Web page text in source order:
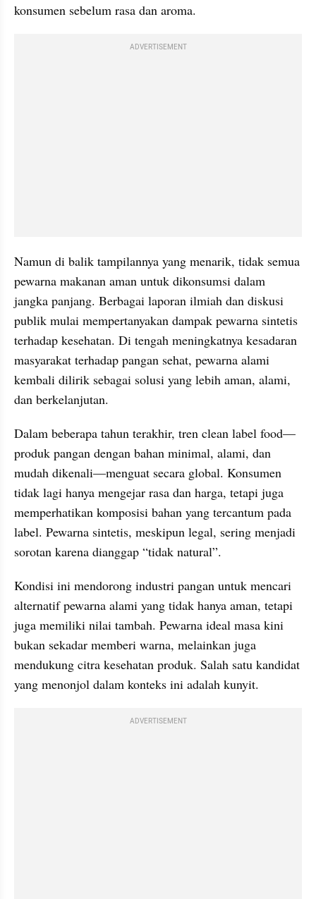
konsumen sebelum rasa dan aroma.
ADVERTISEMENT
Namun di balik tampilannya yang menarik, tidak semua
pewarna makanan aman untuk dikonsumsi dalam
jangka panjang. Berbagai laporan ilmiah dan diskusi
publik mulai mempertanyakan dampak pewarna sintetis
terhadap kesehatan. Di tengah meningkatnya kesadaran
masyarakat terhadap pangan sehat, pewarna alami
kembali dilirik sebagai solusi yang lebih aman, alami,
dan berkelanjutan.
Dalam beberapa tahun terakhir, tren clean label food—
produk pangan dengan bahan minimal, alami, dan
mudah dikenali—menguat secara global. Konsumen
tidak lagi hanya mengejar rasa dan harga, tetapi juga
memperhatikan komposisi bahan yang tercantum pada
label. Pewarna sintetis, meskipun legal, sering menjadi
sorotan karena dianggap “tidak natural”.
Kondisi ini mendorong industri pangan untuk mencari
alternatif pewarna alami yang tidak hanya aman, tetapi
juga memiliki nilai tambah. Pewarna ideal masa kini
bukan sekadar memberi warna, melainkan juga
mendukung citra kesehatan produk. Salah satu kandidat
yang menonjol dalam konteks ini adalah kunyit.
ADVERTISEMENT